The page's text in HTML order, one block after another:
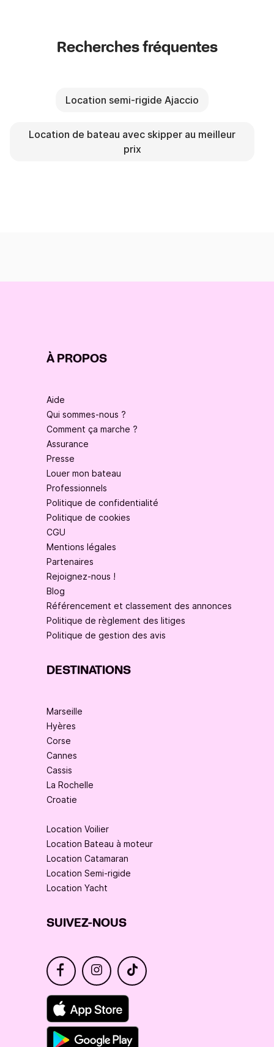
Recherches fréquentes
Location semi-rigide Ajaccio
Location de bateau avec skipper au meilleur
prix
À PROPOS
Aide
Qui sommes-nous ?
Comment ça marche ?
Assurance
Presse
Louer mon bateau
Professionnels
Politique de confidentialité
Politique de cookies
CGU
Mentions légales
Partenaires
Rejoignez-nous !
Blog
Référencement et classement des annonces
Politique de règlement des litiges
Politique de gestion des avis
DESTINATIONS
Marseille
Hyères
Corse
Cannes
Cassis
La Rochelle
Croatie
Location Voilier
Location Bateau à moteur
Location Catamaran
Location Semi-rigide
Location Yacht
SUIVEZ-NOUS